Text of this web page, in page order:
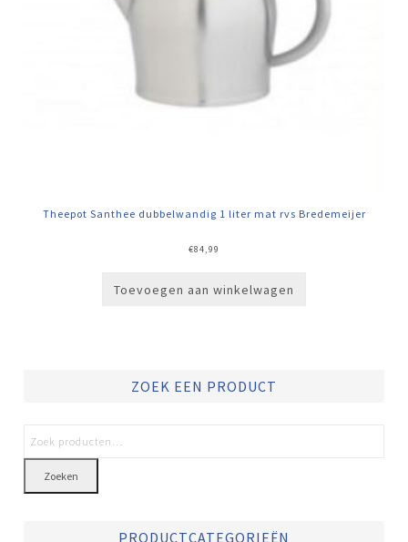
Theepot Santhee dubbelwandig 1 liter mat rvs Bredemeijer
€84,99
Toevoegen aan winkelwagen
ZOEK EEN PRODUCT
Zoeken
PRODUCTCATEGORIEËN